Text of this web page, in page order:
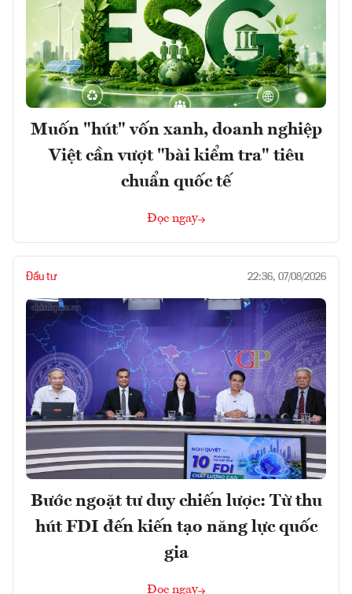
Muốn "hút" vốn xanh, doanh nghiệp
Việt cần vượt "bài kiểm tra" tiêu
chuẩn quốc tế
Đọc ngay
Đầu tư 22:36, 07/08/2026
Bước ngoặt tư duy chiến lược: Từ thu
hút FDI đến kiến tạo năng lực quốc
gia
Đọc ngay